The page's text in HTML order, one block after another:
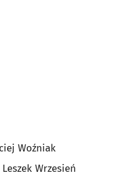
Woźniak
Wrzesień